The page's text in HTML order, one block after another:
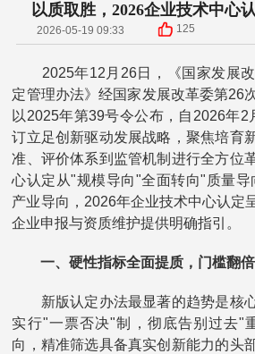
以质取胜，2026企业技术中心
2026-05-19 09:33 125
2025年12月26日，《国家发展改
定管理办法》经国家发展改革委第26
以2025年第39号令公布，自2026年2
订立足创新驱动发展战略，聚焦培育
准、评价体系到监管机制进行全方位
心认定从"规模导向"全面转向"质量
产业导向，2026年企业技术中心认定
企业申报与资质维护提供明确指引。
一、硬性指标全面提质，门槛翻
新版认定办法最显著的趋势是核心
实行"一票否决"制，彻底告别过去"
向，精准筛选具备真实创新能力的头